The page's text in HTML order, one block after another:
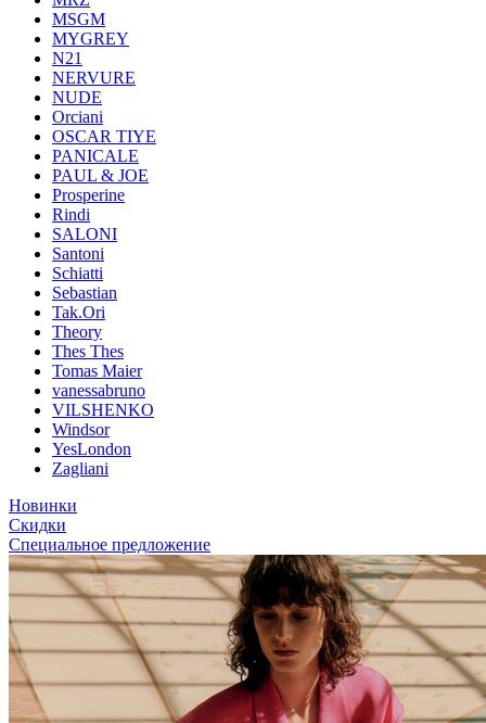
MSGM
MYGREY
N21
NERVURE
NUDE
Orciani
OSCAR TIYE
PANICALE
PAUL & JOE
Prosperine
Rindi
SALONI
Santoni
Schiatti
Sebastian
Tak.Ori
Theory
Thes Thes
Tomas Maier
vanessabruno
VILSHENKO
Windsor
YesLondon
Zagliani
Новинки
Скидки
Специальное предложение